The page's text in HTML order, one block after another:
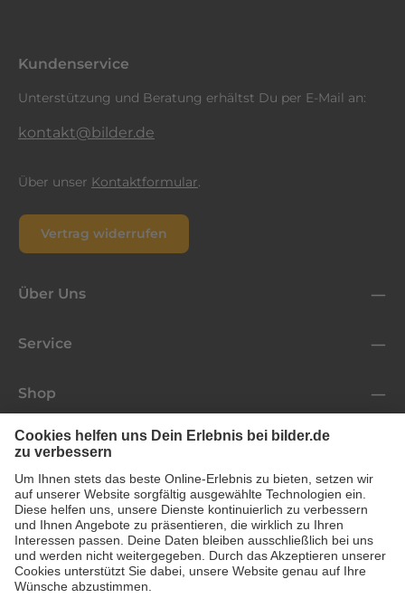
Kundenservice
Unterstützung und Beratung erhältst Du per E-Mail an:
kontakt@bilder.de
Über unser Kontaktformular.
Vertrag widerrufen
Über Uns
Service
Shop
Folge uns